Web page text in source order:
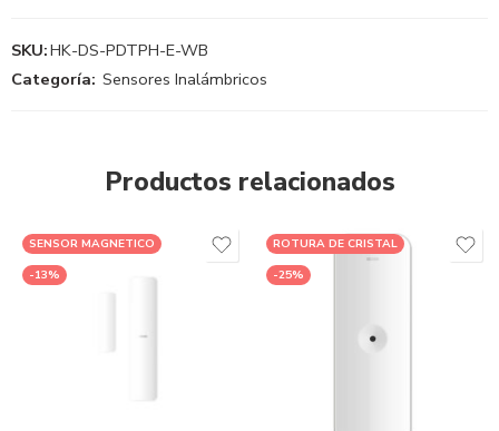
SKU:HK-DS-PDTPH-E-WB
Categoría: Sensores Inalámbricos
Productos relacionados
SENSOR MAGNETICO
-13%
ROTURA DE CRISTAL
-25%